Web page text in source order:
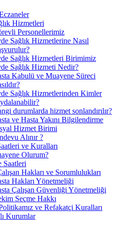
Hizmetleri
Personellerimiz
Sağlık Hizmetlerine Nasıl
Sağlık Hizmetleri Birimimiz
Sağlık Hizmeti Nedir?
Kabulü ve Muayene Süreci
Sağlık Hizmetlerinden Kimler
durumlarda hizmet sonlandırılır?
ve Hasta Yakını Bilgilendirme
Hizmet Birimi
Alınır ?
ve Kuralları
Olurum?
Saatleri
Hakları ve Sorumlulukları
Hakları Yönetmeliği
Çalışan Güvenliği Yönetmeliği
Seçme Hakkı
ve Refakatçi Kuralları
Kurumlar